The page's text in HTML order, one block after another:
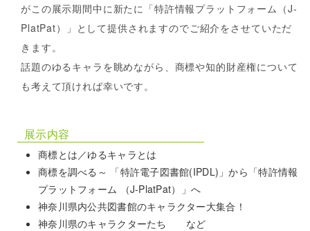
がこの展示期間中に新たに「特許情報プラットフォーム（J-
PlatPat）」として提供されますのでご紹介をさせていただ
きます。
話題のゆるキャラを眺めながら、商標や知的財産権について
も考えて頂ければ幸いです。
展示内容
商標とは／ゆるキャラとは
商標を調べる～ 「特許電子図書館(IPDL)」から「特許情報
プラットフォーム （J-PlatPat）」へ
神奈川県内公共図書館のキャラクター大集合！
神奈川県のキャラクターたち など